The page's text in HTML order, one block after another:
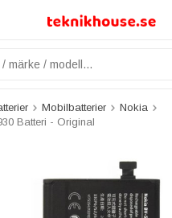
Mobilbatterier
Nokia
Batteri - Original